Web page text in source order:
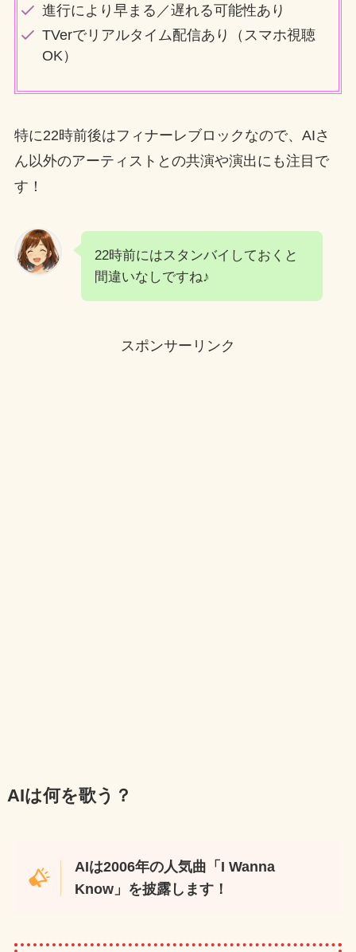
進行により早まる／遅れる可能性あり
TVerでリアルタイム配信あり（スマホ視聴
OK）
特に22時前後はフィナーレブロックなので、AIさ
ん以外のアーティストとの共演や演出にも注目で
す！
22時前にはスタンバイしておくと
間違いなしですね♪
スポンサーリンク
AIは何を歌う？
AIは2006年の人気曲「I Wanna
Know」を披露します！